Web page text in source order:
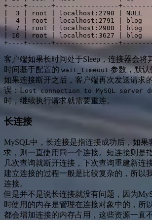
+----+------+----------------
|  3 | root | localhost:2790 |
|  4 | root | localhost:2791 |
|  7 | root | localhost:2900 |
| 10 | root | localhost:3627 |
+----+------+----------------
客户端如果长时间处于Sleep，连接器会将
时间基于配置的 wait_timeout 参数，默认
如果连接断开之后，客户端再次发送请求
误：Lost connection to MySQL server
时，继续执行请求就需要重连。
长连接
MySQL中，长连接是指连接成功后，如果
求，则一直使用同一个连接。短连接则是
几次查询就断开连接，下次查询重建新连接
建立连接的过程一般是比较复杂的，所以
连接。
但是并不是说长连接就没有问题，因为
时使用的内存是管理在连接对象中的，所
都会增加连接的内存占用，这些资源一直